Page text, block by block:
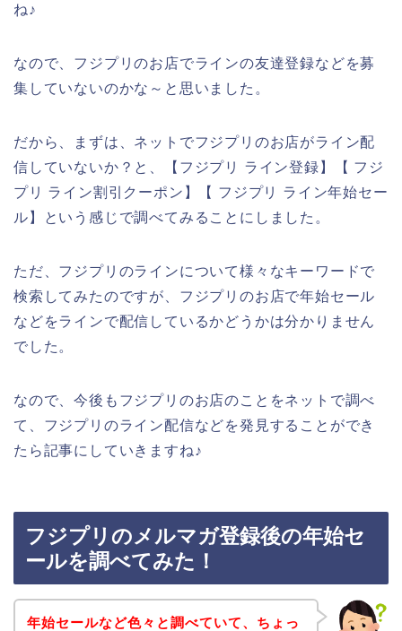
ね♪
なので、フジプリのお店でラインの友達登録などを募
集していないのかな～と思いました。
だから、まずは、ネットでフジプリのお店がライン配
信していないか？と、【フジプリ ライン登録】【 フジ
プリ ライン割引クーポン】【 フジプリ ライン年始セー
ル】という感じで調べてみることにしました。
ただ、フジプリのラインについて様々なキーワードで
検索してみたのですが、フジプリのお店で年始セール
などをラインで配信しているかどうかは分かりません
でした。
なので、今後もフジプリのお店のことをネットで調べ
て、フジプリのライン配信などを発見することができ
たら記事にしていきますね♪
フジプリのメルマガ登録後の年始セ
ールを調べてみた！
年始セールなど色々と調べていて、ちょっ